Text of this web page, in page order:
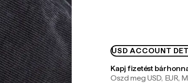
USD ACCOUNT
Kapj fizetést
Oszd meg USD, EUR,